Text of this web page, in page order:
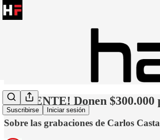
Suscribirse Iniciar sesión
¡URGENTE! Donen $300.000
Sobre las grabaciones de Carlos